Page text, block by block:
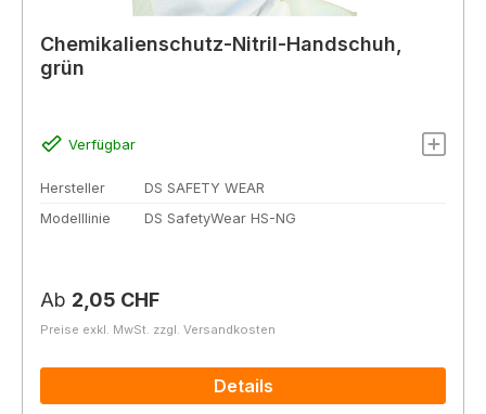
Chemikalienschutz-Nitril-Handschuh,
grün
Verfügbar
Hersteller
DS SAFETY WEAR
Modelllinie
DS SafetyWear HS-NG
Regulärer Preis:
Ab 2,05 CHF
Preise exkl. MwSt. zzgl. Versandkosten
Details